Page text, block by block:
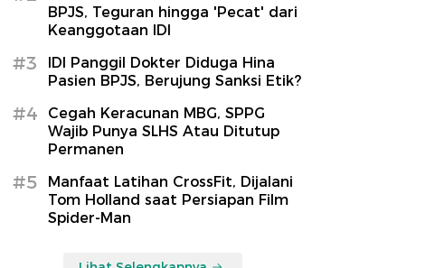
BPJS, Teguran hingga 'Pecat' dari
Keanggotaan IDI
#3
IDI Panggil Dokter Diduga Hina
Pasien BPJS, Berujung Sanksi Etik?
#4
Cegah Keracunan MBG, SPPG
Wajib Punya SLHS Atau Ditutup
Permanen
#5
Manfaat Latihan CrossFit, Dijalani
Tom Holland saat Persiapan Film
Spider-Man